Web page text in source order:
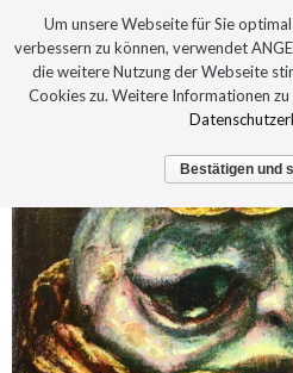
Um unsere Webseite für Sie
verbessern zu können, verwendet
die weitere Nutzung der Webseite
Cookies zu. Weitere Informationen
Bestätigen und